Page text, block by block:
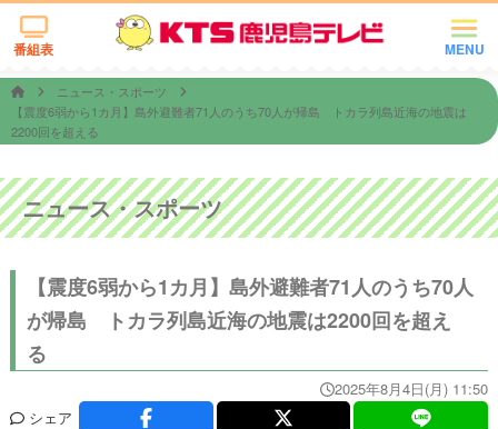
MENU
番組表
ニュース・スポーツ
【震度6弱から1カ月】島外避難者71人のうち70人が帰島 トカラ列島近海の地震は
2200回を超える
ニュース・スポーツ
【震度6弱から1カ月】島外避難者71人のうち70人
が帰島 トカラ列島近海の地震は2200回を超え
る
2025年8月4日(月) 11:50
シェア